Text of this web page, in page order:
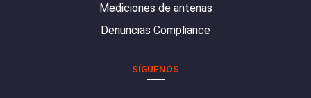
Mediciones de antenas
Denuncias Compliance
SÍGUENOS